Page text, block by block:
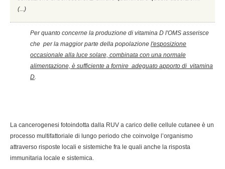
(...)
Per quanto concerne la produzione di vitamina D l'OMS asserisce
che per la maggior parte della popolazione l'esposizione
occasionale alla luce solare, combinata con una normale
alimentazione, è sufficiente a fornire adeguato apporto di vitamina
D.
La cancerogenesi fotoindotta dalla RUV a carico delle cellule cutanee è un
processo multifattoriale di lungo periodo che coinvolge l’organismo
attraverso risposte locali e sistemiche fra le quali anche la risposta
immunitaria locale e sistemica.